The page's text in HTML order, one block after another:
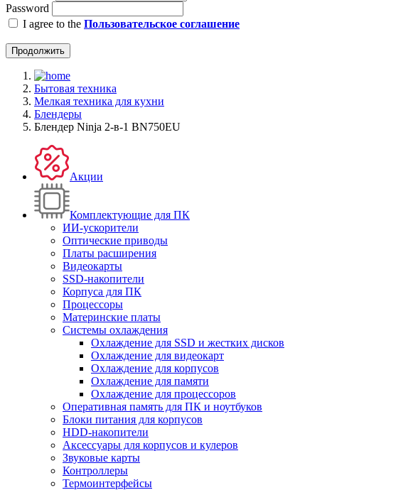
Password
I agree to the Пользовательское соглашение
Продолжить
Бытовая техника
Мелкая техника для кухни
Блендеры
Блендер Ninja 2-в-1 BN750EU
Акции
Комплектующие для ПК
ИИ-ускорители
Оптические приводы
Платы расширения
Видеокарты
SSD-накопители
Корпуса для ПК
Процессоры
Материнские платы
Системы охлаждения
Охлаждение для SSD и жестких дисков
Охлаждение для видеокарт
Охлаждение для корпусов
Охлаждение для памяти
Охлаждение для процессоров
Оперативная память для ПК и ноутбуков
Блоки питания для корпусов
HDD-накопители
Аксессуары для корпусов и кулеров
Звуковые карты
Контроллеры
Термоинтерфейсы